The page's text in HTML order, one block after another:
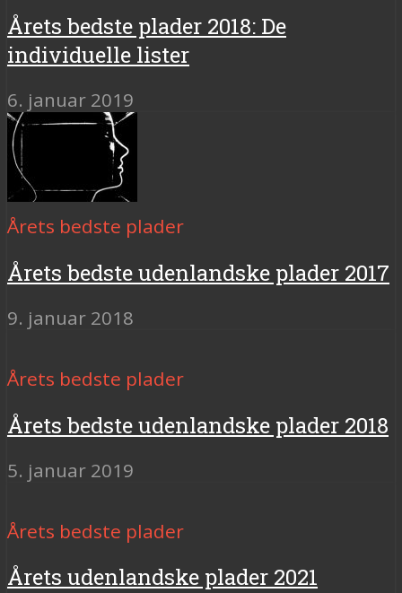
Årets bedste plader 2018: De
individuelle lister
6. januar 2019
Årets bedste plader
Årets bedste udenlandske plader 2017
9. januar 2018
Årets bedste plader
Årets bedste udenlandske plader 2018
5. januar 2019
Årets bedste plader
Årets udenlandske plader 2021